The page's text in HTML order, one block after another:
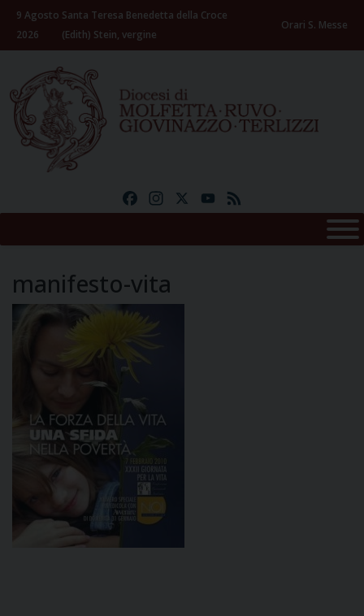
Skip
content
9 Agosto
2026
Santa Teresa Benedetta della Croce
(Edith) Stein, vergine
Orari S. Messe
FacebookInstagramYouTube
manifesto-vita